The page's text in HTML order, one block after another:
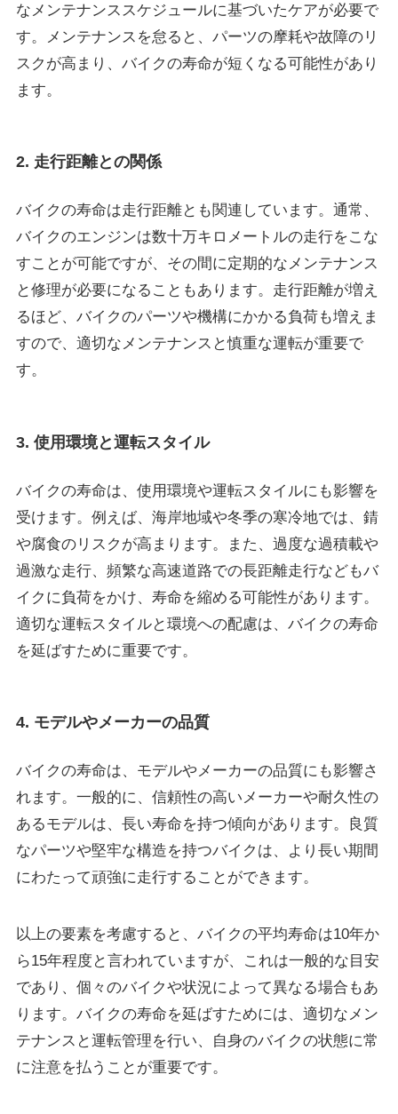
なメンテナンススケジュールに基づいたケアが必要で
す。メンテナンスを怠ると、パーツの摩耗や故障のリ
スクが高まり、バイクの寿命が短くなる可能性があり
ます。
2. 走行距離との関係
バイクの寿命は走行距離とも関連しています。通常、
バイクのエンジンは数十万キロメートルの走行をこな
すことが可能ですが、その間に定期的なメンテナンス
と修理が必要になることもあります。走行距離が増え
るほど、バイクのパーツや機構にかかる負荷も増えま
すので、適切なメンテナンスと慎重な運転が重要で
す。
3. 使用環境と運転スタイル
バイクの寿命は、使用環境や運転スタイルにも影響を
受けます。例えば、海岸地域や冬季の寒冷地では、錆
や腐食のリスクが高まります。また、過度な過積載や
過激な走行、頻繁な高速道路での長距離走行などもバ
イクに負荷をかけ、寿命を縮める可能性があります。
適切な運転スタイルと環境への配慮は、バイクの寿命
を延ばすために重要です。
4. モデルやメーカーの品質
バイクの寿命は、モデルやメーカーの品質にも影響さ
れます。一般的に、信頼性の高いメーカーや耐久性の
あるモデルは、長い寿命を持つ傾向があります。良質
なパーツや堅牢な構造を持つバイクは、より長い期間
にわたって頑強に走行することができます。
以上の要素を考慮すると、バイクの平均寿命は10年か
ら15年程度と言われていますが、これは一般的な目安
であり、個々のバイクや状況によって異なる場合もあ
ります。バイクの寿命を延ばすためには、適切なメン
テナンスと運転管理を行い、自身のバイクの状態に常
に注意を払うことが重要です。